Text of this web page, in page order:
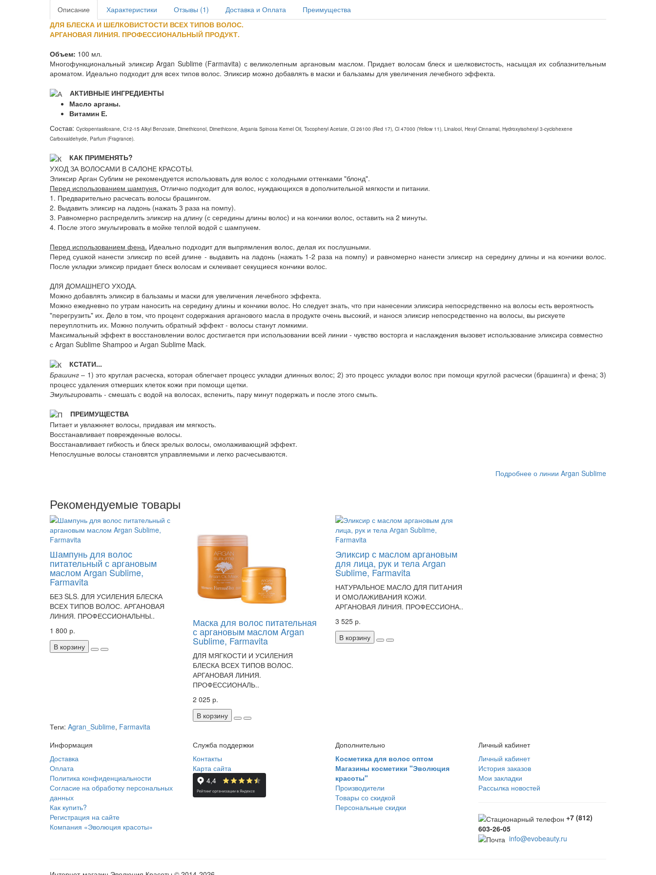
Описание Характеристики Отзывы (1) Доставка и Оплата
Преимущества
ДЛЯ БЛЕСКА И ШЕЛКОВИСТОСТИ ВСЕХ ТИПОВ ВОЛОС.
АРГАНОВАЯ ЛИНИЯ. ПРОФЕССИОНАЛЬНЫЙ ПРОДУКТ.
Объем: 100 мл.
Многофункциональный эликсир Argan Sublime (Farmavita) с великолепным аргановым маслом. Придает волосам блеск и шелковистость, насыщая их соблазнительным
ароматом. Идеально подходит для всех типов волос. Эликсир можно добавлять в маски и бальзамы для увеличения лечебного эффекта.
АКТИВНЫЕ ИНГРЕДИЕНТЫ
Масло арганы.
Витамин Е.
Состав: Cyclopentasiloxane, C12-15 Alkyl Benzoate, Dimethiconol, Dimethicone, Argania Spinosa Kernel Oil, Tocopheryl Acetate, Cl 26100 (Red 17), Cl 47000 (Yellow 11), Linalool, Hexyl Cinnamal, Hydroxyisohexyl 3-cyclohexene
Carboxaldehyde, Parfum (Fragrance).
КАК ПРИМЕНЯТЬ?
УХОД ЗА ВОЛОСАМИ В САЛОНЕ КРАСОТЫ.
Эликсир Арган Сублим не рекомендуется использовать для волос с холодными оттенками "блонд".
Перед использованием шампуня. Отлично подходит для волос, нуждающихся в дополнительной мягкости и питании.
1. Предварительно расчесать волосы брашингом.
2. Выдавить эликсир на ладонь (нажать 3 раза на помпу).
3. Равномерно распределить эликсир на длину (с середины длины волос) и на кончики волос, оставить на 2 минуты.
4. После этого эмульгировать в мойке теплой водой с шампунем.
Перед использованием фена. Идеально подходит для выпрямления волос, делая их послушными.
Перед сушкой нанести эликсир по всей длине - выдавить на ладонь (нажать 1-2 раза на помпу) и равномерно нанести эликсир на середину длины и на кончики волос.
После укладки эликсир придает блеск волосам и склеивает секущиеся кончики волос.
ДЛЯ ДОМАШНЕГО УХОДА.
Можно добавлять эликсир в бальзамы и маски для увеличения лечебного эффекта.
Можно ежедневно по утрам наносить на середину длины и кончики волос. Но следует знать, что при нанесении эликсира непосредственно на волосы есть вероятность
"перегрузить" их. Дело в том, что процент содержания арганового масла в продукте очень высокий, и нанося эликсир непосредственно на волосы, вы рискуете
переуплотнить их. Можно получить обратный эффект - волосы станут ломкими.
Максимальный эффект в восстановлении волос достигается при использовании всей линии - чувство восторга и наслаждения вызовет использование эликсира совместно
с Argan Sublime Shampoo и Агgan Sublime Mack.
КСТАТИ...
Брашинг – 1) это круглая расческа, которая облегчает процесс укладки длинных волос; 2) это процесс укладки волос при помощи круглой расчески (брашинга) и фена; 3)
процесс удаления отмерших клеток кожи при помощи щетки.
Эмульгировать - смешать с водой на волосах, вспенить, пару минут подержать и после этого смыть.
ПРЕИМУЩЕСТВА
Питает и увлажняет волосы, придавая им мягкость.
Восстанавливает поврежденные волосы.
Восстанавливает гибкость и блеск зрелых волосы, омолаживающий эффект.
Непослушные волосы становятся управляемыми и легко расчесываются.
Подробнее о линии Argan Sublime
Рекомендуемые товары
Шампунь для волос
питательный с аргановым
маслом Argan Sublime,
Farmavita
БЕЗ SLS. ДЛЯ УСИЛЕНИЯ БЛЕСКА
ВСЕХ ТИПОВ ВОЛОС. АРГАНОВАЯ
ЛИНИЯ. ПРОФЕССИОНАЛЬНЫ..
1 800 р.
В корзину
Маска для волос питательная
с аргановым маслом Argan
Sublime, Farmavita
ДЛЯ МЯГКОСТИ И УСИЛЕНИЯ
БЛЕСКА ВСЕХ ТИПОВ ВОЛОС.
АРГАНОВАЯ ЛИНИЯ.
ПРОФЕССИОНАЛЬ..
2 025 р.
В корзину
Эликсир с маслом аргановым
для лица, рук и тела Аrgan
Sublime, Farmavita
НАТУРАЛЬНОЕ МАСЛО ДЛЯ ПИТАНИЯ
И ОМОЛАЖИВАНИЯ КОЖИ.
АРГАНОВАЯ ЛИНИЯ. ПРОФЕССИОНА..
3 525 р.
В корзину
Теги: Agran_Sublime, Farmavita
Информация
Доставка
Оплата
Политика конфиденциальности
Согласие на обработку персональных
данных
Как купить?
Регистрация на сайте
Компания «Эволюция красоты»
Служба поддержки
Контакты
Карта сайта
Дополнительно
Косметика для волос оптом
Магазины косметики "Эволюция
красоты"
Производители
Товары со скидкой
Персональные скидки
Личный кабинет
Личный кабинет
История заказов
Мои закладки
Рассылка новостей
+7 (812)
603-26-05
info@evobeauty.ru